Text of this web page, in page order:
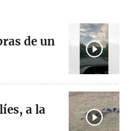
de un
a la